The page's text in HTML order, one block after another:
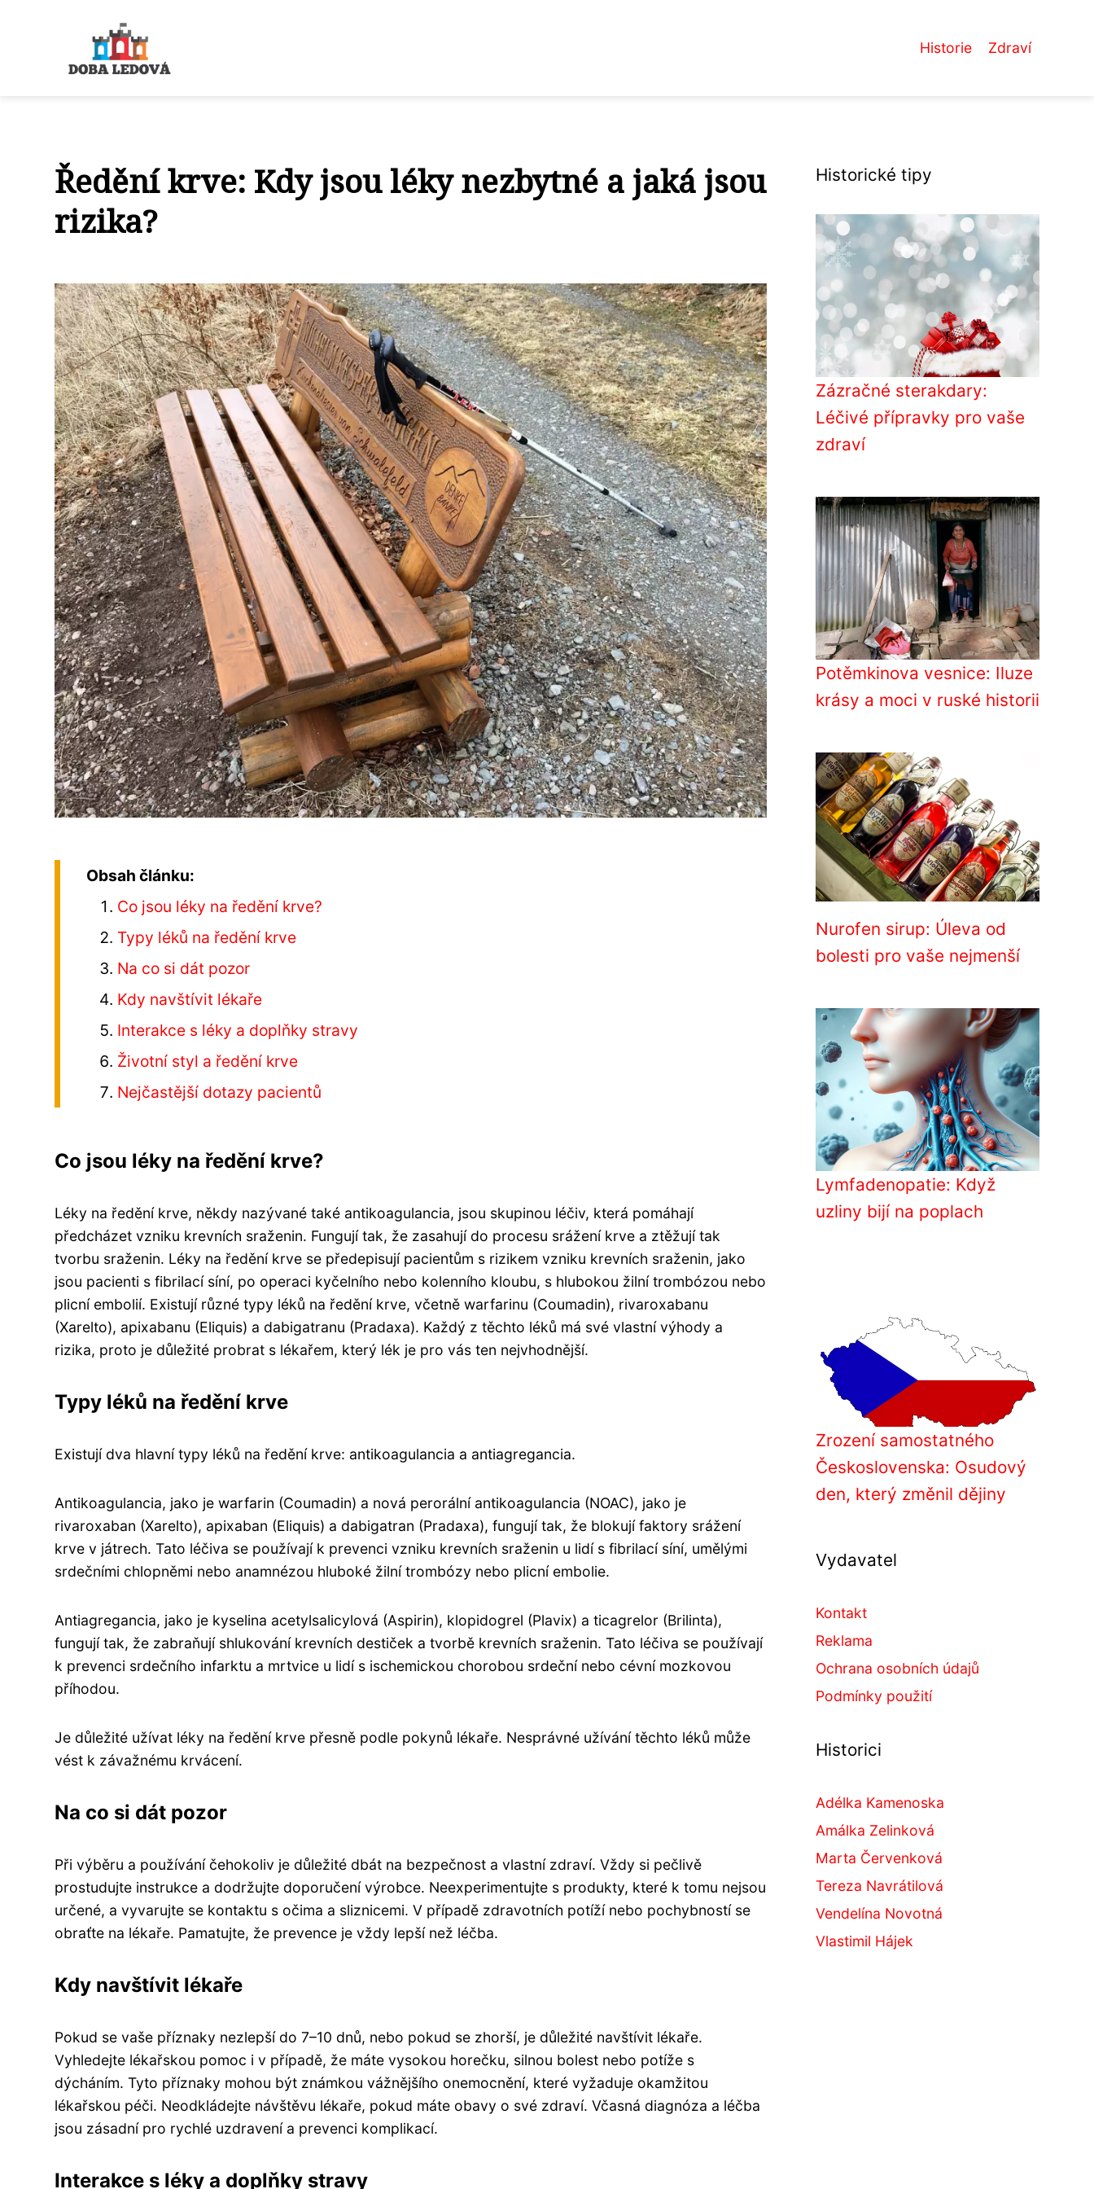
Historie Zdraví
Ředění krve: Kdy jsou léky nezbytné a jaká jsou
rizika?
Obsah článku:
Co jsou léky na ředění krve?
Typy léků na ředění krve
Na co si dát pozor
Kdy navštívit lékaře
Interakce s léky a doplňky stravy
Životní styl a ředění krve
Nejčastější dotazy pacientů
Co jsou léky na ředění krve?
Léky na ředění krve, někdy nazývané také antikoagulancia, jsou skupinou léčiv, která pomáhají
předcházet vzniku krevních sraženin. Fungují tak, že zasahují do procesu srážení krve a ztěžují tak
tvorbu sraženin. Léky na ředění krve se předepisují pacientům s rizikem vzniku krevních sraženin, jako
jsou pacienti s fibrilací síní, po operaci kyčelního nebo kolenního kloubu, s hlubokou žilní trombózou nebo
plicní embolií. Existují různé typy léků na ředění krve, včetně warfarinu (Coumadin), rivaroxabanu
(Xarelto), apixabanu (Eliquis) a dabigatranu (Pradaxa). Každý z těchto léků má své vlastní výhody a
rizika, proto je důležité probrat s lékařem, který lék je pro vás ten nejvhodnější.
Typy léků na ředění krve
Existují dva hlavní typy léků na ředění krve: antikoagulancia a antiagregancia.
Antikoagulancia, jako je warfarin (Coumadin) a nová perorální antikoagulancia (NOAC), jako je
rivaroxaban (Xarelto), apixaban (Eliquis) a dabigatran (Pradaxa), fungují tak, že blokují faktory srážení
krve v játrech. Tato léčiva se používají k prevenci vzniku krevních sraženin u lidí s fibrilací síní, umělými
srdečními chlopněmi nebo anamnézou hluboké žilní trombózy nebo plicní embolie.
Antiagregancia, jako je kyselina acetylsalicylová (Aspirin), klopidogrel (Plavix) a ticagrelor (Brilinta),
fungují tak, že zabraňují shlukování krevních destiček a tvorbě krevních sraženin. Tato léčiva se používají
k prevenci srdečního infarktu a mrtvice u lidí s ischemickou chorobou srdeční nebo cévní mozkovou
příhodou.
Je důležité užívat léky na ředění krve přesně podle pokynů lékaře. Nesprávné užívání těchto léků může
vést k závažnému krvácení.
Na co si dát pozor
Při výběru a používání čehokoliv je důležité dbát na bezpečnost a vlastní zdraví. Vždy si pečlivě
prostudujte instrukce a dodržujte doporučení výrobce. Neexperimentujte s produkty, které k tomu nejsou
určené, a vyvarujte se kontaktu s očima a sliznicemi. V případě zdravotních potíží nebo pochybností se
obraťte na lékaře. Pamatujte, že prevence je vždy lepší než léčba.
Kdy navštívit lékaře
Pokud se vaše příznaky nezlepší do 7–10 dnů, nebo pokud se zhorší, je důležité navštívit lékaře.
Vyhledejte lékařskou pomoc i v případě, že máte vysokou horečku, silnou bolest nebo potíže s
dýcháním. Tyto příznaky mohou být známkou vážnějšího onemocnění, které vyžaduje okamžitou
lékařskou péči. Neodkládejte návštěvu lékaře, pokud máte obavy o své zdraví. Včasná diagnóza a léčba
jsou zásadní pro rychlé uzdravení a prevenci komplikací.
Interakce s léky a doplňky stravy
Historické tipy
Zázračné sterakdary:
Léčivé přípravky pro vaše
zdraví
Potěmkinova vesnice: Iluze
krásy a moci v ruské historii
Nurofen sirup: Úleva od
bolesti pro vaše nejmenší
Lymfadenopatie: Když
uzliny bijí na poplach
Zrození samostatného
Československa: Osudový
den, který změnil dějiny
Vydavatel
Kontakt
Reklama
Ochrana osobních údajů
Podmínky použití
Historici
Adélka Kamenoska
Amálka Zelinková
Marta Červenková
Tereza Navrátilová
Vendelína Novotná
Vlastimil Hájek